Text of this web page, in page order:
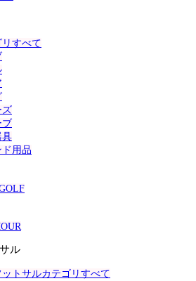
すべて
ズ
具
用品
ル
トサルカテゴリすべて